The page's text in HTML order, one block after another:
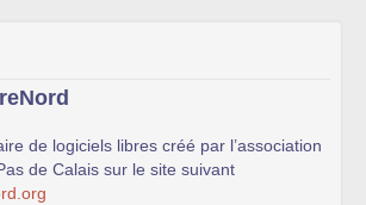
de logiciels libres créé par l’association
de Calais sur le site suivant